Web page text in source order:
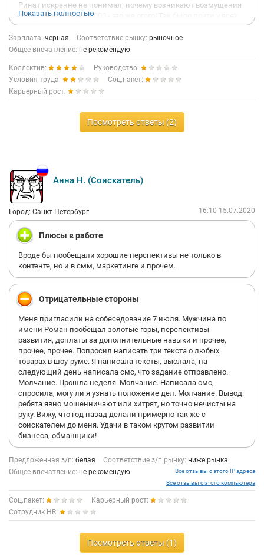
Ринат искренне не понимал, почему возникают возмущения
у персонала. Ведь 30000 - это же огого! Так было почти у всех
сотрудников отдела. При этом Ринат будет лично иметь
каждого сотрудника и в хвост и в гриву. На справедливые
возражения коллектива он, через администраторов, передаёт
"не нравится - увольняйтесь. Новых найду." И ведь самое
пародоксальное - находит же. Может просто встать не с той
ноги (а у него, видимо, той и нет), прийти в офис, посмотреть
на коллектив, если кто-то чем-то ему не понравится
(например ушёл на обед во время его визита, набирает счёт
для покупателя, вместо слушанья его костноязычных речей и
тп) - уволить одним днем. Но не сам. Просто скажет
администратору, мол, Вася Иванов мне не нравится, больше
сентябре нам объявили, что мы перевыполнили годовой план
и исчерпали налоговый лимит, в связи с этим мы все будем
уволены в октябре. И если захотим, то можем устроиться в
январе ещё раз))
Как итог, минусы:
1. Обманывают с зарплатой. Выдают гораздо меньше.
2.Руководитель - истеричный самодур.
3.Торговля идёт в стиле 90х. В интернет магазине нет оплаты
покупателей.
4.На складе работают безответственные люди, которым на
много негатива.
5.В управлении, помимо Ефимова, работают престарелые
работы магазина, а думают лишь о том, как бы наеб**ь своих
сотрудников и сделать все, чтобы они проработали у них не
долго.
6.Инициатива наказуема, карается увольнением
7.Любой вопрос, связаный с недоплатой, так же карается
увольнением.
Плюсы:
1. Довольно приятный коллектив. Но руководство все время
строит козни и патается всех рассорить.
2.Есть возможность освоить 1С 8 в процессе работы.
3.В кулере есть вода)
продлена до начала декабря. Скорее всего, Ефимов просто
решил не платить зп своим сотрудникам в полной мере по
надуманному предлогу. Вот и придумал историю с налогами.
Руководить по-русски это называется)
Показать полностью
Зарплата: черная Соответствие рынку: рыночное
Общее впечатление: не рекомендую
Коллектив:
Руководство:
Условия труда:
Соц.пакет:
Карьерный рост:
Посмотреть ответы (2)
Анна Н. (Соискатель)
Город: Санкт-Петербург 16:10 15.07.2020
Плюсы в работе
Вроде бы пообещали хорошие перспективы не только в
контенте, но и в смм, маркетинге и прочем.
Отрицательные стороны
Меня пригласили на собеседование 7 июля. Мужчина по
имени Роман пообещал золотые горы, перспективы
развития, доплаты за дополнительные навыки и прочее,
прочее, прочее. Попросил написать три текста о любых
товарах в шоу-руме. Я написала тексты, выслала, на
следующий день написала смс, что задание отправлено.
Молчание. Прошла неделя. Молчание. Написала смс,
спросила, могу ли я узнать положение дел. Молчание. Вывод:
ребята явно мошенничают или хитрят, но точно нечисты на
руку. Вижу, что год назад делали примерно так же с
соискателем до меня. Удачи в таком крутом развитии
бизнеса, обманщики!
Предложенная з/п: белая Соответствие з/п рынку: ниже рынка
Общее впечатление: не рекомендую
Все отзывы с этого IP адреса
Все отзывы с этого компьютера
Соц.пакет:
Карьерный рост:
Сотрудник HR:
Посмотреть ответы (1)